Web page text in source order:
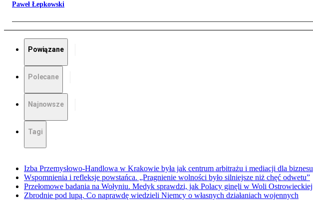
Paweł Łepkowski
Powiązane
Polecane
Najnowsze
Tagi
Izba Przemysłowo-Handlowa w Krakowie była jak centrum arbitrażu i mediacji dla biznesu
Wspomnienia i refleksje powstańca. „Pragnienie wolności było silniejsze niż chęć odwetu”
Przełomowe badania na Wołyniu. Medyk sprawdzi, jak Polacy ginęli w Woli Ostrowieckiej
Zbrodnie pod lupą. Co naprawdę wiedzieli Niemcy o własnych działaniach wojennych